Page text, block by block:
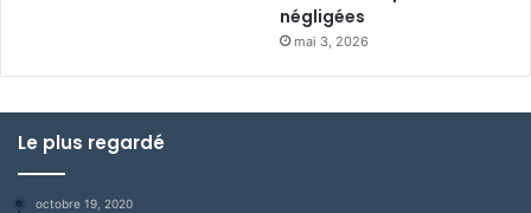
négligées
mai 3, 2026
Le plus regardé
octobre 19, 2020